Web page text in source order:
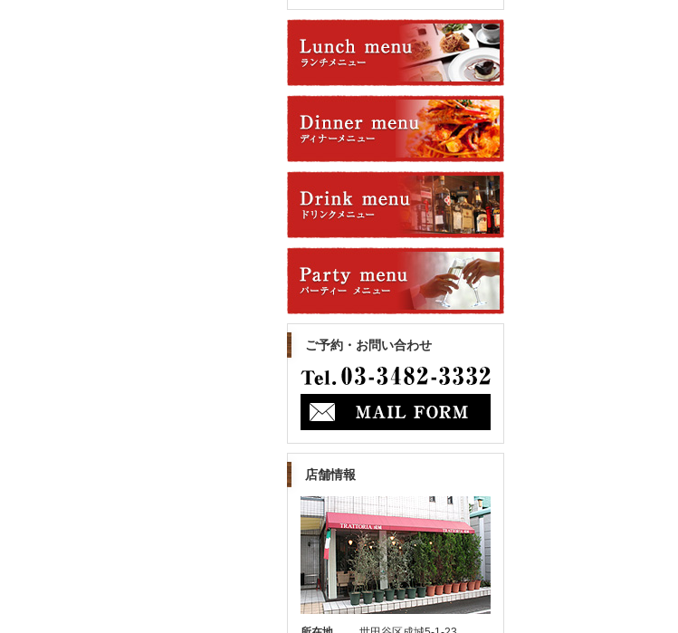
ご予約・お問い合わせ
店舗情報